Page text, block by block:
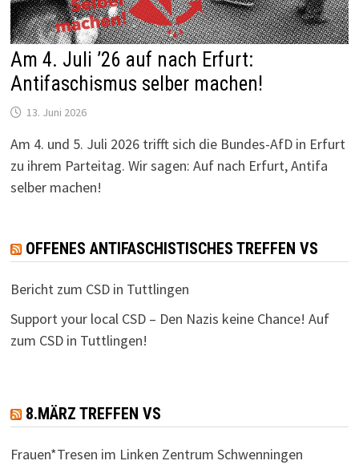
Am 4. Juli ’26 auf nach Erfurt:
Antifaschismus selber machen!
13. Juni 2026
Am 4. und 5. Juli 2026 trifft sich die Bundes-AfD in Erfurt
zu ihrem Parteitag. Wir sagen: Auf nach Erfurt, Antifa
selber machen!
OFFENES ANTIFASCHISTISCHES TREFFEN VS
Bericht zum CSD in Tuttlingen
Support your local CSD – Den Nazis keine Chance! Auf
zum CSD in Tuttlingen!
8.MÄRZ TREFFEN VS
Frauen*Tresen im Linken Zentrum Schwenningen